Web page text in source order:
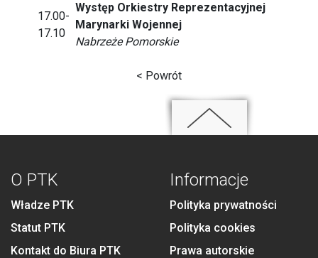
17.00-
17.10
Występ Orkiestry Reprezentacyjnej
Marynarki Wojennej
Nabrzeże Pomorskie
< Powrót
O PTK
Władze PTK
Statut PTK
Kontakt do Biura PTK
Informacje
Polityka prywatności
Polityka cookies
Prawa autorskie